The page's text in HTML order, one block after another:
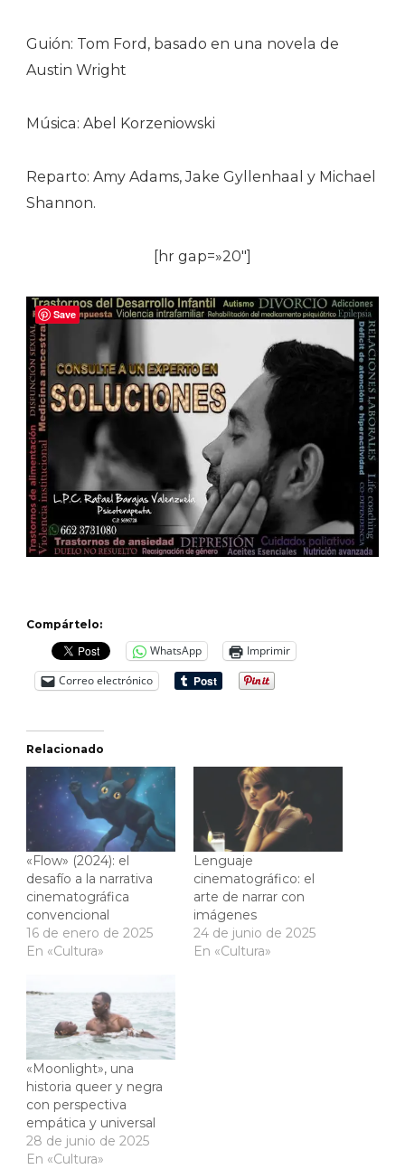
Guión: Tom Ford, basado en una novela de
Austin Wright
Música: Abel Korzeniowski
Reparto: Amy Adams, Jake Gyllenhaal y Michael
Shannon.
[hr gap=»20″]
Compártelo:
WhatsApp
Imprimir
Correo electrónico
Relacionado
«Flow» (2024): el
desafío a la narrativa
cinematográfica
convencional
16 de enero de 2025
En «Cultura»
Lenguaje
cinematográfico: el
arte de narrar con
imágenes
24 de junio de 2025
En «Cultura»
«Moonlight», una
historia queer y negra
con perspectiva
empática y universal
28 de junio de 2025
En «Cultura»
Save